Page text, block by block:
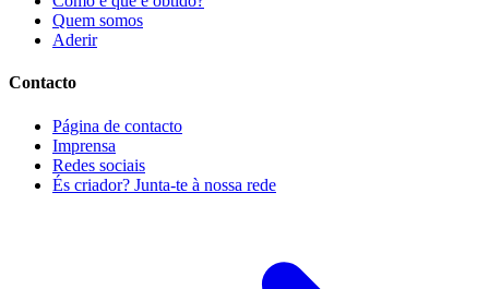
Quem somos
Aderir
Contacto
Página de contacto
Imprensa
Redes sociais
És criador? Junta-te à nossa rede